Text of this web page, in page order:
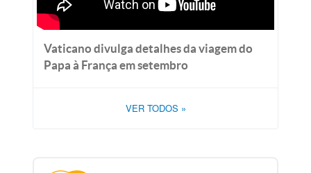
Vaticano divulga detalhes da viagem do
Papa à França em setembro
VER TODOS »